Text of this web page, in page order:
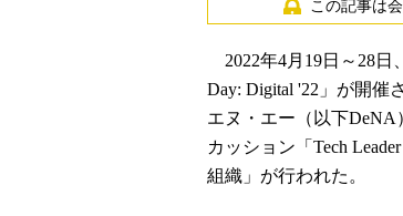
この記事は
2022年4月19日～28日
Day: Digital '22」が開催
エヌ・エー（以下DeNA
カッション「Tech
組織」が行われた。